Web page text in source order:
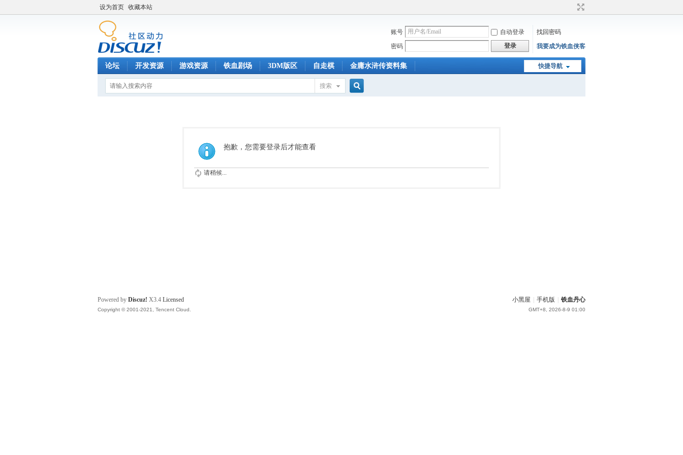
设为首页 收藏本站
账号 自动登录
找回密码
密码
登录 我要成为铁血侠客
快捷导航
论坛 开发资源 游戏资源 铁血剧场 3DM版区 自走棋 金庸水浒传资料集
搜索
抱歉，您需要登录后才能查看
请稍候...
小黑屋 手机版 铁血丹心
GMT+8, 2026-8-9 01:00
Powered by Discuz! X3.4 Licensed
Copyright © 2001-2021, Tencent Cloud.